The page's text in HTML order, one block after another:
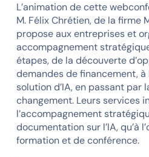
L’animation de cette
M. Félix Chrétien, de la firme
propose aux entreprises et
accompagnement
étapes, de la découverte
demandes de financement, à
solution d’IA, en passant par
changement. Leurs services
l’accompagnement
documentation sur l’IA, qu’à
formation et de conférence.